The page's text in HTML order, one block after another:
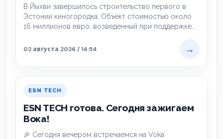
В Йыхви завершилось строительство первого в
Эстонии киногородка. Объект стоимостью около
16 миллионов евро, возведенный при поддержке
02 августа 2026 / 14:54
→
ESN TECH
ESN TECH готова. Сегодня зажигаем
Вока!
🎉 Сегодня вечером встречаемся на Voka